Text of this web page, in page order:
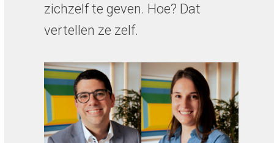
zichzelf te geven. Hoe? Dat
vertellen ze zelf.